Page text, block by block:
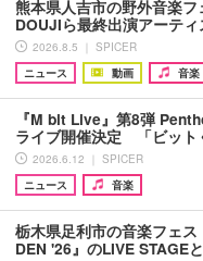
熊本県人吉市の野外音楽
DOUJIら最終出演アーテ
2026.8.5 ｜ SPICER
ニュース
動画 音楽
『M bit Live』第8弾
ライブ開催決定 「ビッ
2026.6.12 ｜ SPICER
ニュース
音楽
栃木県足利市の音楽フェ
DEN '26』のLIVE STAGE